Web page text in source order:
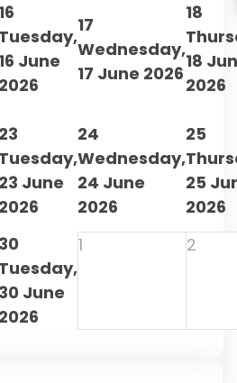
16
Tuesday,
16 June
2026
17
Wednesday,
17 June 2026
18
18
2026
23
Tuesday,
23 June
2026
24
Wednesday,
24 June
2026
25
25
2026
30
Tuesday,
30 June
2026
1 2